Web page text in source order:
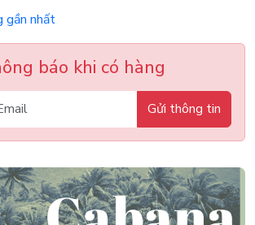
gần nhất
báo khi có hàng
Gửi thông tin